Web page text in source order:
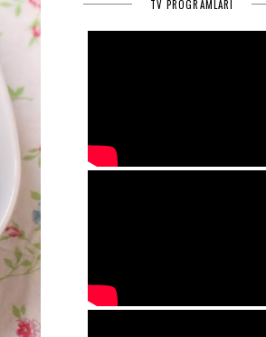
TV PROGRAMLARI